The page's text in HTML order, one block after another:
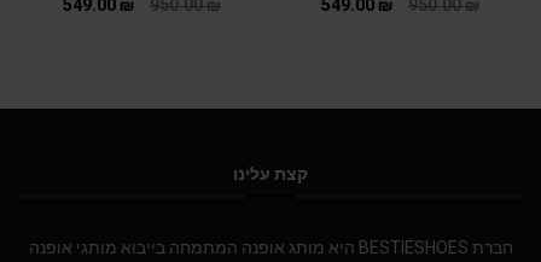
950.00₪
549.00 ₪
950.00₪
549.00 ₪
קצת עלינו
חברת BESTIESHOES היא מותג אופנה המתמחה בייבוא מותגי אופנה